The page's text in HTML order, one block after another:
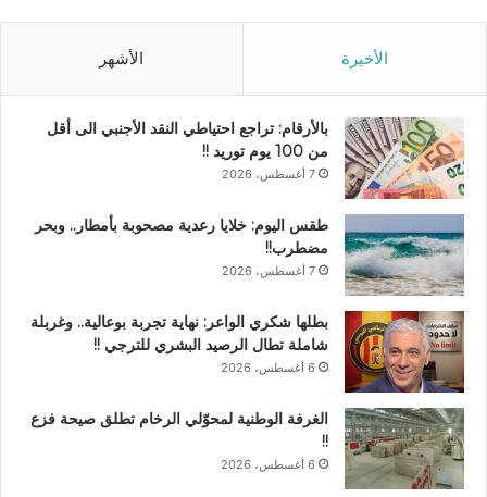
الأخيرة الأشهر
بالأرقام: تراجع احتياطي النقد الأجنبي الى أقل
من 100 يوم توريد !!
7 أغسطس، 2026
طقس اليوم: خلايا رعدية مصحوبة بأمطار.. وبحر
مضطرب!!
7 أغسطس، 2026
بطلها شكري الواعر: نهاية تجربة بوعالية.. وغربلة
شاملة تطال الرصيد البشري للترجي !!
6 أغسطس، 2026
الغرفة الوطنية لمحوّلي الرخام تطلق صيحة فزع
!!
6 أغسطس، 2026